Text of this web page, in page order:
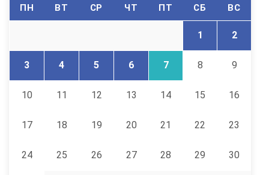
ПН ВТ СР ЧТ ПТ СБ ВС
1 2
3 4 5 6 7 8 9
10 11 12 13 14 15 16
17 18 19 20 21 22 23
24 25 26 27 28 29 30